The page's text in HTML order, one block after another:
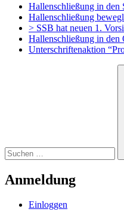
Hallenschließung in den
Hallenschließung
> SSB hat neuen 1.
Hallenschließung in den
Unterschriftenaktion
Anmeldung
Einloggen